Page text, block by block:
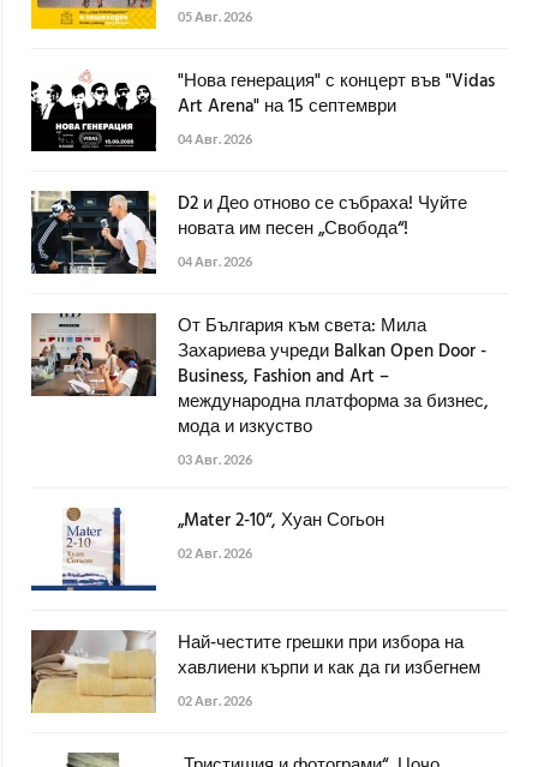
05 Авг. 2026
"Нова генерация" с концерт във "Vidas
Art Arena" на 15 септември
04 Авг. 2026
D2 и Део отново се събраха! Чуйте
новата им песен „Свобода“!
04 Авг. 2026
От България към света: Мила
Захариева учреди Balkan Open Door -
Business, Fashion and Art –
международна платформа за бизнес,
мода и изкуство
03 Авг. 2026
„Mater 2-10“, Хуан Согьон
02 Авг. 2026
Най-честите грешки при избора на
хавлиени кърпи и как да ги избегнем
02 Авг. 2026